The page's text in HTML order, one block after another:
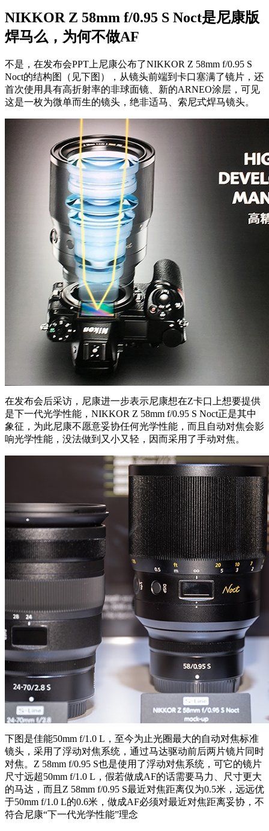
NIKKOR Z 58mm f/0.95 S Noct是尼康版
焊马么，为何不做AF
不是，在发布会PPT上尼康公布了NIKKOR Z 58mm f/0.95 S
Noct的结构图（见下图），从镜头前端到卡口塞满了镜片，还
首次使用具有高折射率的非球面镜、新的ARNEO涂层，可见
这是一枚为微单而生的镜头，绝非适马、索尼式焊马镜头。
在发布会后采访，尼康进一步表示尼康想在Z卡口上想要提供
是下一代光学性能，NIKKOR Z 58mm f/0.95 S Noct正是其中
象征，为此尼康不愿意妥协任何光学性能，而且自动对焦会影
响光学性能，没法做到又小又轻，因而采用了手动对焦。
下图是佳能50mm f/1.0 L，至今为止光圈最大的自动对焦标准
镜头，采用了浮动对焦系统，通过马达驱动前后两片镜片同时
对焦。Z 58mm f/0.95 S也是使用了浮动对焦系统，可它的镜片
尺寸远超50mm f/1.0 L，假若做成AF的话需要马力、尺寸更大
的马达，而且Z 58mm f/0.95 S最近对焦距离仅为0.5米，远远优
于50mm f/1.0 L的0.6米，做成AF必须对最近对焦距离妥协，不
符合尼康“下一代光学性能”理念